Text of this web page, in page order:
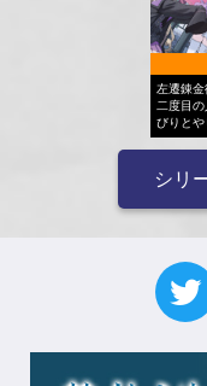
左遷錬
二度目の
びりとや
シリ